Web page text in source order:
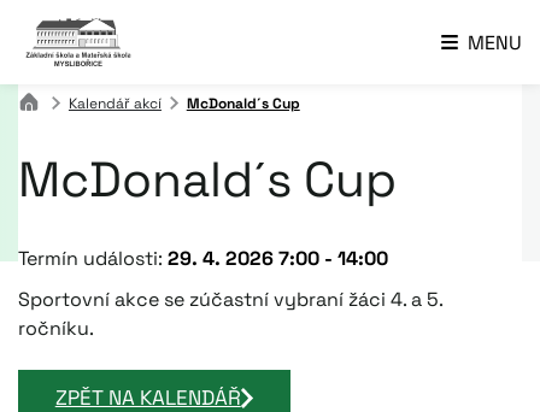
MENU
Kalendář akcí McDonald´s Cup
McDonald´s Cup
Termín události: 29. 4. 2026 7:00 - 14:00
Sportovní akce se zúčastní vybraní žáci 4. a 5.
ročníku.
ZPĚT NA KALENDÁŘ